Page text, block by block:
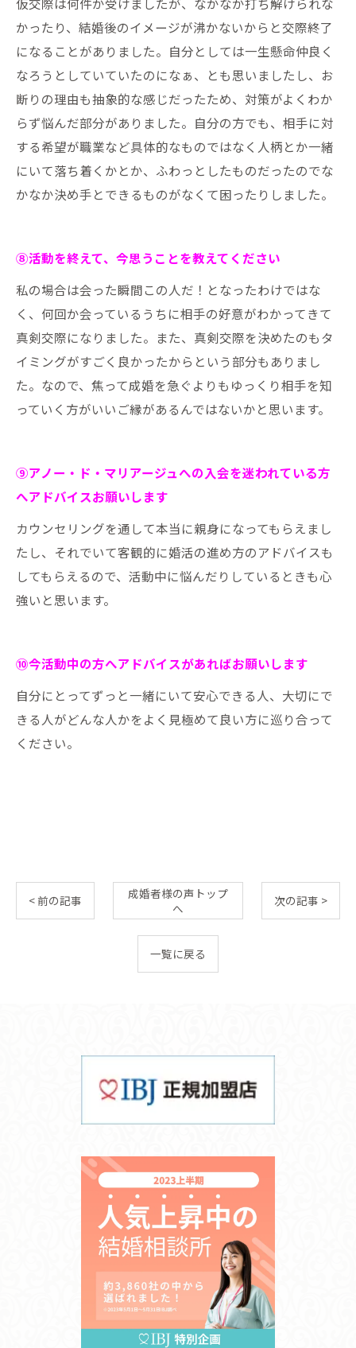
かったり、結婚後のイメージが沸かないからと交際終了
になることがありました。自分としては一生懸命仲良く
なろうとしていていたのになぁ、とも思いましたし、お
断りの理由も抽象的な感じだったため、対策がよくわか
らず悩んだ部分がありました。自分の方でも、相手に対
する希望が職業など具体的なものではなく人柄とか一緒
にいて落ち着くかとか、ふわっとしたものだったのでな
かなか決め手とできるものがなくて困ったりしました。
⑧活動を終えて、今思うことを教えてください
私の場合は会った瞬間この人だ！となったわけではな
く、何回か会っているうちに相手の好意がわかってきて
真剣交際になりました。また、真剣交際を決めたのもタ
イミングがすごく良かったからという部分もありまし
た。なので、焦って成婚を急ぐよりもゆっくり相手を知
っていく方がいいご縁があるんではないかと思います。
⑨アノー・ド・マリアージュへの入会を迷われている方
へアドバイスお願いします
カウンセリングを通して本当に親身になってもらえまし
たし、それでいて客観的に婚活の進め方のアドバイスも
してもらえるので、活動中に悩んだりしているときも心
強いと思います。
⑩今活動中の方へアドバイスがあればお願いします
自分にとってずっと一緒にいて安心できる人、大切にで
きる人がどんな人かをよく見極めて良い方に巡り合って
ください。
< 前の記事
成婚者様の声トップ
へ
次の記事 >
一覧に戻る